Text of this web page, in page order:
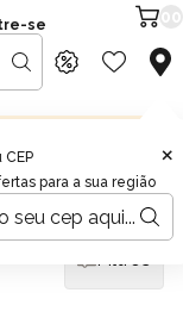
CEP
para a sua região
×
se
Filtros